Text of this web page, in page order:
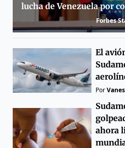
lucha de Venezuela por
Forbes
El
Por
ahora